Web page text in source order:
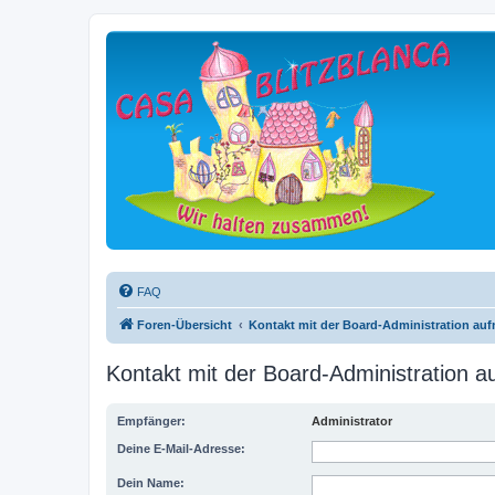
FAQ
Foren-Übersicht Kontakt mit der Board-Administration
Kontakt mit der Board-Administration
Empfänger: Administrator
Deine E-Mail-Adresse:
Dein Name: